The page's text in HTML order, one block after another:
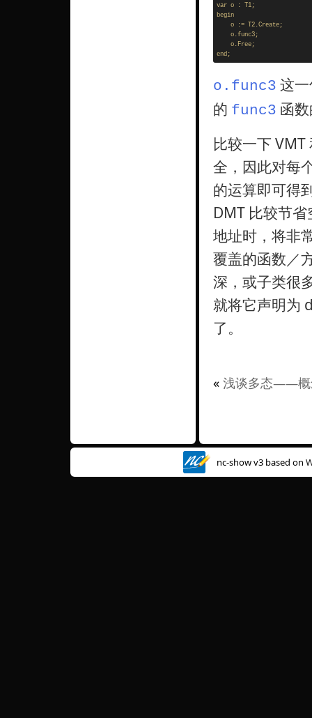
var o : T1;
begin
    o := T2.Create;
    o.func3;
    o.Free;
o.func3 这
的 func3 函
比较一下
全，因此对每
的运算即可得
DMT 比较节
地址时，将非
覆盖的函数／
深，或子类很
就将它声明为
了。
« 浅谈多态——概
nc-show v3 based on